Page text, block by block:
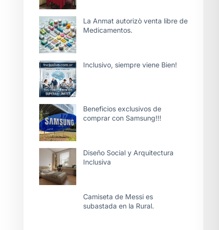
La Anmat autorizò venta libre de
Medicamentos.
Inclusivo, siempre viene Bien!
Beneficios exclusivos de
comprar con Samsung!!!
Diseño Social y Arquitectura
Inclusiva
Camiseta de Messi es
subastada en la Rural.